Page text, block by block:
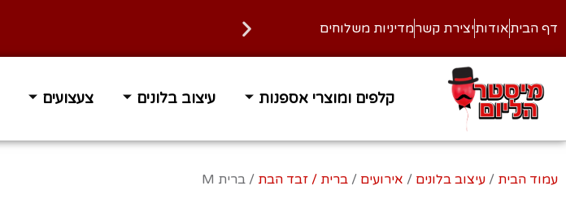
דף הביתאודותיצירת קשרמדיניות משלוחים
קלפים ומוצרי אספנות עיצוב בלונים צעצועים
עמוד הבית / עיצוב בלונים / אירועים / ברית / זבד הבת / ברית M